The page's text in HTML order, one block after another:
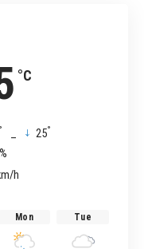
°C
° 25°
h
Mon Tue